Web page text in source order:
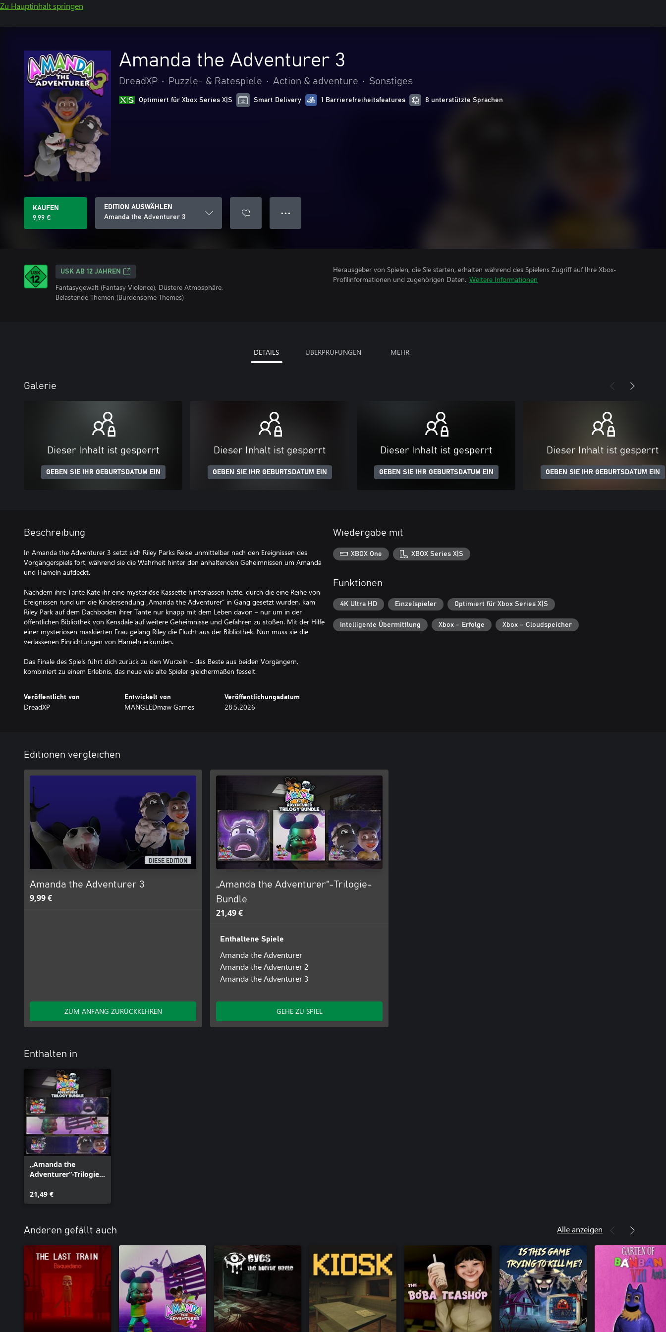
Zu Hauptinhalt springen
Amanda the Adventurer 3
DreadXP • Puzzle- & Ratespiele • Action & adventure • Sonstiges
Optimiert für Xbox Series X|S Smart Delivery 1 Barrierefreiheitsfeatures 8 unterstützte Sprachen
KAUFEN
9,99 €
EDITION AUSWÄHLEN
Amanda the Adventurer 3
● ● ●
USK AB 12 JAHREN
Fantasygewalt (Fantasy Violence), Düstere Atmosphäre,
Belastende Themen (Burdensome Themes)
Herausgeber von Spielen, die Sie starten, erhalten während des Spielens Zugriff auf Ihre Xbox-
Profilinformationen und zugehörigen Daten. Weitere Informationen
DETAILS ÜBERPRÜFUNGEN MEHR
Galerie
Dieser Inhalt ist gesperrt
GEBEN SIE IHR GEBURTSDATUM EIN
Dieser Inhalt ist gesperrt
GEBEN SIE IHR GEBURTSDATUM EIN
Dieser Inhalt ist gesperrt
GEBEN SIE IHR GEBURTSDATUM EIN
Dieser Inhalt ist gesperrt
GEBEN SIE IHR GEBURTSDATUM EIN
Beschreibung
In Amanda the Adventurer 3 setzt sich Riley Parks Reise unmittelbar nach den Ereignissen des
Vorgängerspiels fort, während sie die Wahrheit hinter den anhaltenden Geheimnissen um Amanda
und Hameln aufdeckt.
Nachdem ihre Tante Kate ihr eine mysteriöse Kassette hinterlassen hatte, durch die eine Reihe von
Ereignissen rund um die Kindersendung „Amanda the Adventurer“ in Gang gesetzt wurden, kam
Riley Park auf dem Dachboden ihrer Tante nur knapp mit dem Leben davon – nur um in der
öffentlichen Bibliothek von Kensdale auf weitere Geheimnisse und Gefahren zu stoßen. Mit der Hilfe
einer mysteriösen maskierten Frau gelang Riley die Flucht aus der Bibliothek. Nun muss sie die
verlassenen Einrichtungen von Hameln erkunden.
Das Finale des Spiels führt dich zurück zu den Wurzeln – das Beste aus beiden Vorgängern,
kombiniert zu einem Erlebnis, das neue wie alte Spieler gleichermaßen fesselt.
Veröffentlicht von
DreadXP
Entwickelt von
MANGLEDmaw Games
Veröffentlichungsdatum
28.5.2026
Wiedergabe mit
XBOX One XBOX Series X|S
Funktionen
4K Ultra HD Einzelspieler Optimiert für Xbox Series X|S
Intelligente Übermittlung Xbox – Erfolge Xbox – Cloudspeicher
Editionen vergleichen
DIESE EDITION
Amanda the Adventurer 3
9,99 €
ZUM ANFANG ZURÜCKKEHREN
„Amanda the Adventurer“-Trilogie-
Bundle
21,49 €
Enthaltene Spiele
Amanda the Adventurer
Amanda the Adventurer 2
Amanda the Adventurer 3
GEHE ZU SPIEL
Enthalten in
„Amanda the
Adventurer“-Trilogie-
21,49 €
Anderen gefällt auch Alle anzeigen